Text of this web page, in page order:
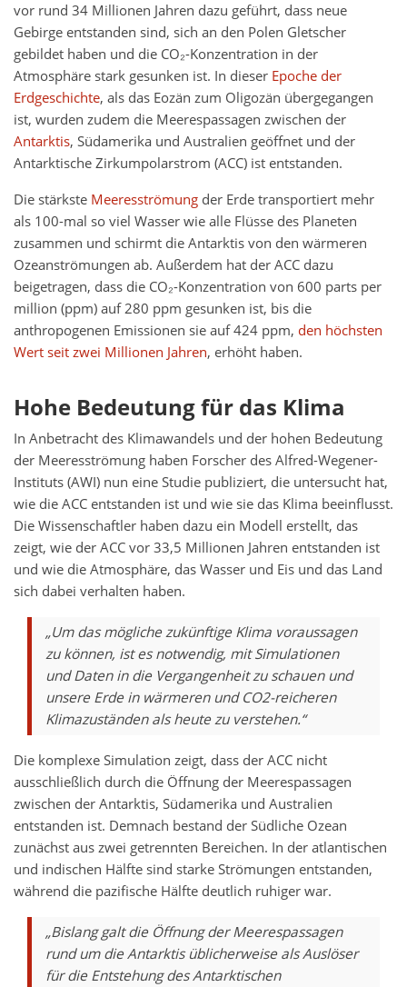
vor rund 34 Millionen Jahren dazu geführt, dass neue
Gebirge entstanden sind, sich an den Polen Gletscher
gebildet haben und die CO₂-Konzentration in der
Atmosphäre stark gesunken ist. In dieser Epoche der
Erdgeschichte, als das Eozän zum Oligozän übergegangen
ist, wurden zudem die Meerespassagen zwischen der
Antarktis, Südamerika und Australien geöffnet und der
Antarktische Zirkumpolarstrom (ACC) ist entstanden.
Die stärkste Meeresströmung der Erde transportiert mehr
als 100-mal so viel Wasser wie alle Flüsse des Planeten
zusammen und schirmt die Antarktis von den wärmeren
Ozeanströmungen ab. Außerdem hat der ACC dazu
beigetragen, dass die CO₂-Konzentration von 600 parts per
million (ppm) auf 280 ppm gesunken ist, bis die
anthropogenen Emissionen sie auf 424 ppm, den höchsten
Wert seit zwei Millionen Jahren, erhöht haben.
Hohe Bedeutung für das Klima
In Anbetracht des Klimawandels und der hohen Bedeutung
der Meeresströmung haben Forscher des Alfred-Wegener-
Instituts (AWI) nun eine Studie publiziert, die untersucht hat,
wie die ACC entstanden ist und wie sie das Klima beeinflusst.
Die Wissenschaftler haben dazu ein Modell erstellt, das
zeigt, wie der ACC vor 33,5 Millionen Jahren entstanden ist
und wie die Atmosphäre, das Wasser und Eis und das Land
sich dabei verhalten haben.
„Um das mögliche zukünftige Klima voraussagen
zu können, ist es notwendig, mit Simulationen
und Daten in die Vergangenheit zu schauen und
unsere Erde in wärmeren und CO2-reicheren
Klimazuständen als heute zu verstehen.“
Die komplexe Simulation zeigt, dass der ACC nicht
ausschließlich durch die Öffnung der Meerespassagen
zwischen der Antarktis, Südamerika und Australien
entstanden ist. Demnach bestand der Südliche Ozean
zunächst aus zwei getrennten Bereichen. In der atlantischen
und indischen Hälfte sind starke Strömungen entstanden,
während die pazifische Hälfte deutlich ruhiger war.
„Bislang galt die Öffnung der Meerespassagen
rund um die Antarktis üblicherweise als Auslöser
für die Entstehung des Antarktischen